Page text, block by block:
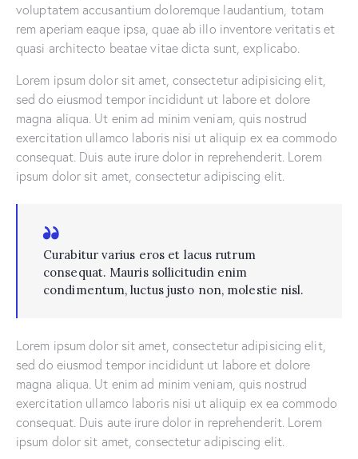
voluptatem accusantium doloremque laudantium, totam
rem aperiam eaque ipsa, quae ab illo inventore veritatis et
quasi architecto beatae vitae dicta sunt, explicabo.
Lorem ipsum dolor sit amet, consectetur adipisicing elit,
sed do eiusmod tempor incididunt ut labore et dolore
magna aliqua. Ut enim ad minim veniam, quis nostrud
exercitation ullamco laboris nisi ut aliquip ex ea commodo
consequat. Duis aute irure dolor in reprehenderit. Lorem
ipsum dolor sit amet, consectetur adipiscing elit.
Curabitur varius eros et lacus rutrum
consequat. Mauris sollicitudin enim
condimentum, luctus justo non, molestie nisl.
Lorem ipsum dolor sit amet, consectetur adipisicing elit,
sed do eiusmod tempor incididunt ut labore et dolore
magna aliqua. Ut enim ad minim veniam, quis nostrud
exercitation ullamco laboris nisi ut aliquip ex ea commodo
consequat. Duis aute irure dolor in reprehenderit. Lorem
ipsum dolor sit amet, consectetur adipiscing elit.